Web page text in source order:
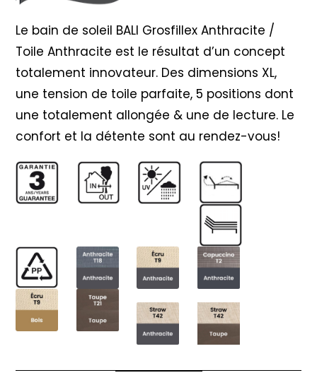
Le bain de soleil BALI Grosfillex Anthracite /
Toile Anthracite est le résultat d’un concept
totalement innovateur. Des dimensions XL,
une tension de toile parfaite, 5 positions dont
une totalement allongée & une de lecture. Le
confort et la détente sont au rendez-vous!